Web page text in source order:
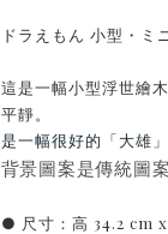
ドラえもん 小型・ミ
這是一幅小型浮世繪
平靜。
是一幅很好的「大雄
背景圖案是傳統圖
● 尺寸：高 34.2 cm